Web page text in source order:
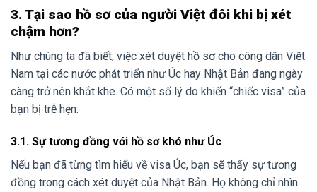
3. Tại sao hồ sơ của người Việt đôi khi bị xét
chậm hơn?
Như chúng ta đã biết, việc xét duyệt hồ sơ cho công dân Việt
Nam tại các nước phát triển như Úc hay Nhật Bản đang ngày
càng trở nên khắt khe. Có một số lý do khiến “chiếc visa” của
bạn bị trễ hẹn:
3.1. Sự tương đồng với hồ sơ khó như Úc
Nếu bạn đã từng tìm hiểu về visa Úc, bạn sẽ thấy sự tương
đồng trong cách xét duyệt của Nhật Bản. Họ không chỉ nhìn